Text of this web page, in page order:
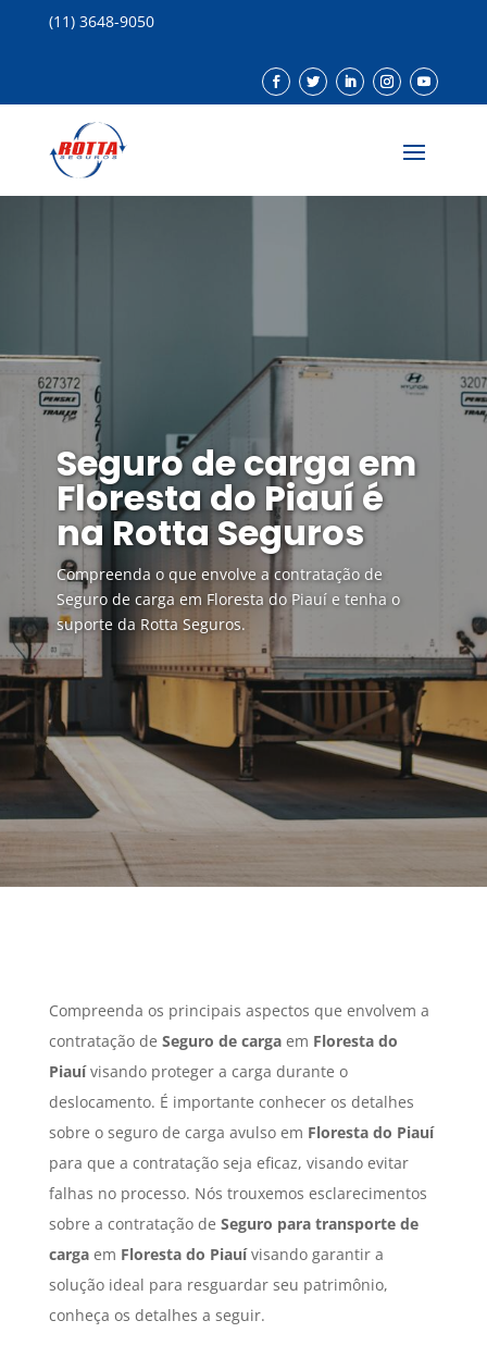
(11) 3648-9050
Seguro de carga em
Floresta do Piauí é
na Rotta Seguros
Compreenda o que envolve a contratação de
Seguro de carga em Floresta do Piauí e tenha o
suporte da Rotta Seguros.
Compreenda os principais aspectos que envolvem a
contratação de Seguro de cargaem Floresta do
Piauívisando proteger a carga durante o
deslocamento. É importante conhecer os detalhes
sobre o seguro de carga avulso em Floresta do Piauí
para que a contratação seja eficaz, visando evitar
falhas no processo. Nós trouxemos esclarecimentos
sobre a contratação de Seguro para transporte de
cargaem Floresta do Piauívisando garantir a
solução ideal para resguardar seu patrimônio,
conheça os detalhes a seguir.